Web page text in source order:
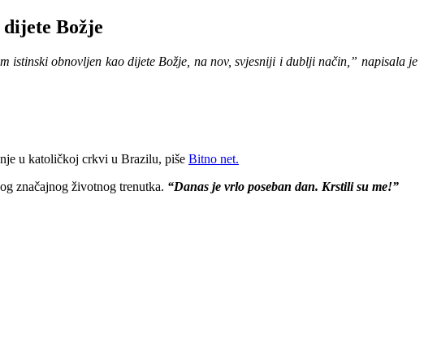
Božje
istinski obnovljen kao dijete Božje, na nov, svjesniji i dublji način,” napisala je
u katoličkoj crkvi u Brazilu, piše Bitno net.
značajnog životnog trenutka. “Danas je vrlo poseban dan. Krstili su me!”